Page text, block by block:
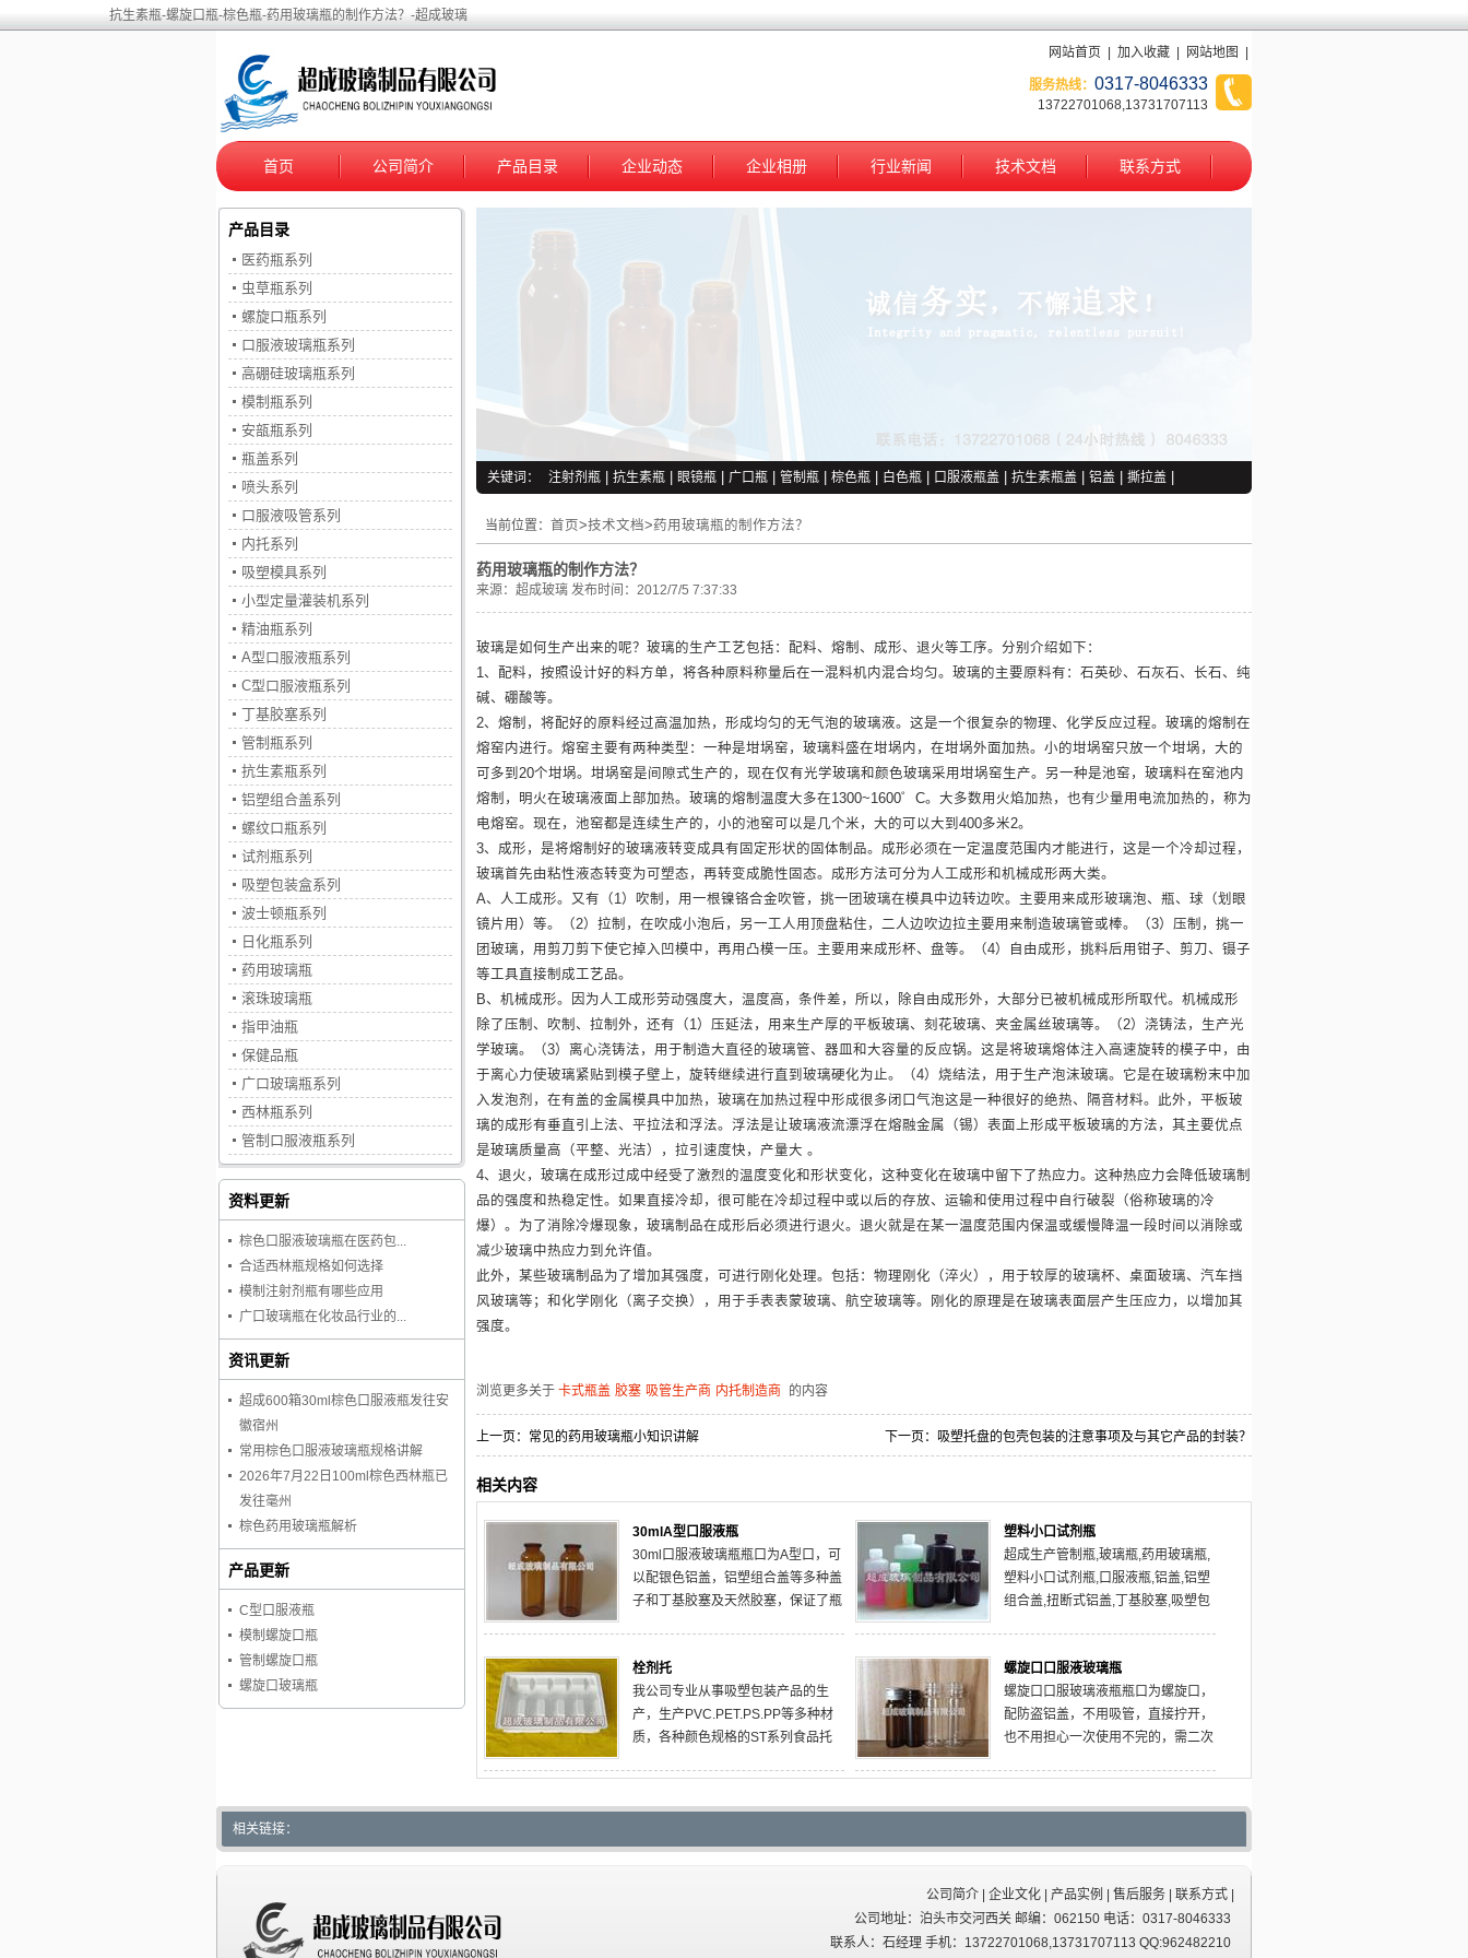
抗生素瓶-螺旋口瓶-棕色瓶-药用玻璃瓶的制作方法？-超成玻璃
网站首页 加入收藏 网站地图
服务热线： 0317-8046333
13722701068,13731707113
首页 公司简介 产品目录 企业动态 企业相册 行业新闻 技术文档 联系方式
关键词： 注射剂瓶 抗生素瓶 眼镜瓶 广口瓶 管制瓶 棕色瓶 白色瓶 口服液瓶盖 抗生素瓶盖 铝盖 撕拉盖
当前位置： 首页>技术文档>药用玻璃瓶的制作方法？
药用玻璃瓶的制作方法？
来源： 超成玻璃 发布时间：2012/7/5 7:37:33
玻璃是如何生产出来的呢？玻璃的生产工艺包括：配料、熔制、成形、退火等工序。分别介绍如下：
1、配料，按照设计好的料方单，将各种原料称量后在一混料机内混合均匀。玻璃的主要原料有：石英砂、石灰石、长石、纯
碱、硼酸等。
2、熔制，将配好的原料经过高温加热，形成均匀的无气泡的玻璃液。这是一个很复杂的物理、化学反应过程。玻璃的熔制在
熔窑内进行。熔窑主要有两种类型：一种是坩埚窑，玻璃料盛在坩埚内，在坩埚外面加热。小的坩埚窑只放一个坩埚，大的
可多到20个坩埚。坩埚窑是间隙式生产的，现在仅有光学玻璃和颜色玻璃采用坩埚窑生产。另一种是池窑，玻璃料在窑池内
熔制，明火在玻璃液面上部加热。玻璃的熔制温度大多在1300~1600゜C。大多数用火焰加热，也有少量用电流加热的，称为
电熔窑。现在，池窑都是连续生产的，小的池窑可以是几个米，大的可以大到400多米2。
3、成形，是将熔制好的玻璃液转变成具有固定形状的固体制品。成形必须在一定温度范围内才能进行，这是一个冷却过程，
玻璃首先由粘性液态转变为可塑态，再转变成脆性固态。成形方法可分为人工成形和机械成形两大类。
A、人工成形。又有（1）吹制，用一根镍铬合金吹管，挑一团玻璃在模具中边转边吹。主要用来成形玻璃泡、瓶、球（划眼
镜片用）等。（2）拉制，在吹成小泡后，另一工人用顶盘粘住，二人边吹边拉主要用来制造玻璃管或棒。（3）压制，挑一
团玻璃，用剪刀剪下使它掉入凹模中，再用凸模一压。主要用来成形杯、盘等。（4）自由成形，挑料后用钳子、剪刀、镊子
等工具直接制成工艺品。
B、机械成形。因为人工成形劳动强度大，温度高，条件差，所以，除自由成形外，大部分已被机械成形所取代。机械成形
除了压制、吹制、拉制外，还有（1）压延法，用来生产厚的平板玻璃、刻花玻璃、夹金属丝玻璃等。（2）浇铸法，生产光
学玻璃。（3）离心浇铸法，用于制造大直径的玻璃管、器皿和大容量的反应锅。这是将玻璃熔体注入高速旋转的模子中，由
于离心力使玻璃紧贴到模子壁上，旋转继续进行直到玻璃硬化为止。（4）烧结法，用于生产泡沫玻璃。它是在玻璃粉末中加
入发泡剂，在有盖的金属模具中加热，玻璃在加热过程中形成很多闭口气泡这是一种很好的绝热、隔音材料。此外，平板玻
璃的成形有垂直引上法、平拉法和浮法。浮法是让玻璃液流漂浮在熔融金属（锡）表面上形成平板玻璃的方法，其主要优点
是玻璃质量高（平整、光洁），拉引速度快，产量大 。
4、退火，玻璃在成形过成中经受了激烈的温度变化和形状变化，这种变化在玻璃中留下了热应力。这种热应力会降低玻璃制
品的强度和热稳定性。如果直接冷却，很可能在冷却过程中或以后的存放、运输和使用过程中自行破裂（俗称玻璃的冷
爆）。为了消除冷爆现象，玻璃制品在成形后必须进行退火。退火就是在某一温度范围内保温或缓慢降温一段时间以消除或
减少玻璃中热应力到允许值。
此外，某些玻璃制品为了增加其强度，可进行刚化处理。包括：物理刚化（淬火），用于较厚的玻璃杯、桌面玻璃、汽车挡
风玻璃等；和化学刚化（离子交换），用于手表表蒙玻璃、航空玻璃等。刚化的原理是在玻璃表面层产生压应力，以增加其
强度。
浏览更多关于 卡式瓶盖 胶塞 吸管生产商 内托制造商 的内容
上一页： 常见的药用玻璃瓶小知识讲解 下一页： 吸塑托盘的包壳包装的注意事项及与其它产品的封装？
相关内容
30mlA型口服液瓶
30ml口服液玻璃瓶瓶口为A型口，可
以配银色铝盖，铝塑组合盖等多种盖
子和丁基胶塞及天然胶塞，保证了瓶
塑料小口试剂瓶
超成生产管制瓶,玻璃瓶,药用玻璃瓶,
塑料小口试剂瓶,口服液瓶,铝盖,铝塑
组合盖,扭断式铝盖,丁基胶塞,吸塑包
栓剂托
我公司专业从事吸塑包装产品的生
产，生产PVC.PET.PS.PP等多种材
质，各种颜色规格的ST系列食品托
BOPS白色，外形尺寸，装箱数量，
纸箱外形尺寸可以根据用户需要制
螺旋口口服液玻璃瓶
螺旋口口服玻璃液瓶瓶口为螺旋口，
配防盗铝盖，不用吸管，直接拧开，
也不用担心一次使用不完的，需二次
和透明色。
产品目录
医药瓶系列
虫草瓶系列
螺旋口瓶系列
口服液玻璃瓶系列
高硼硅玻璃瓶系列
模制瓶系列
安瓿瓶系列
瓶盖系列
喷头系列
口服液吸管系列
内托系列
吸塑模具系列
小型定量灌装机系列
精油瓶系列
A型口服液瓶系列
C型口服液瓶系列
丁基胶塞系列
管制瓶系列
抗生素瓶系列
铝塑组合盖系列
螺纹口瓶系列
试剂瓶系列
吸塑包装盒系列
波士顿瓶系列
日化瓶系列
药用玻璃瓶
滚珠玻璃瓶
指甲油瓶
保健品瓶
广口玻璃瓶系列
西林瓶系列
管制口服液瓶系列
资料更新
棕色口服液玻璃瓶在医药包...
合适西林瓶规格如何选择
模制注射剂瓶有哪些应用
广口玻璃瓶在化妆品行业的...
资讯更新
超成600箱30ml棕色口服液瓶发往安
徽宿州
常用棕色口服液玻璃瓶规格讲解
2026年7月22日100ml棕色西林瓶已
发往毫州
棕色药用玻璃瓶解析
产品更新
C型口服液瓶
模制螺旋口瓶
管制螺旋口瓶
螺旋口玻璃瓶
相关链接：
公司简介 企业文化 产品实例 售后服务 联系方式
公司地址：泊头市交河西关 邮编：062150 电话：0317-8046333
联系人：石经理 手机：13722701068,13731707113 QQ:962482210